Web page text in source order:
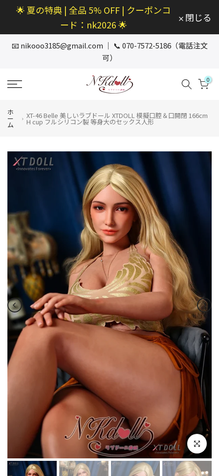
へ
ス
🌟 夏の特典 | 全品 5% OFF | クーポンコ
ード：nk2026 🌟
閉じる
📧 nikooo3185@gmail.com ｜ 📞 070-7572-5186（電話注文
可）
0
ホ
ー
ム
XT-46 Belle 美しいラブドール XTDOLL 模擬口腔＆口開閉 166cm
H cup フルシリコン製 等身大のセックス人形
クリックし